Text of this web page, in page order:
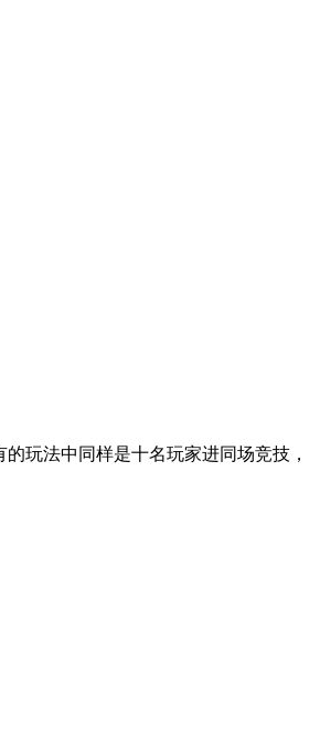
玩法中同样是十名玩家进同场竞技，